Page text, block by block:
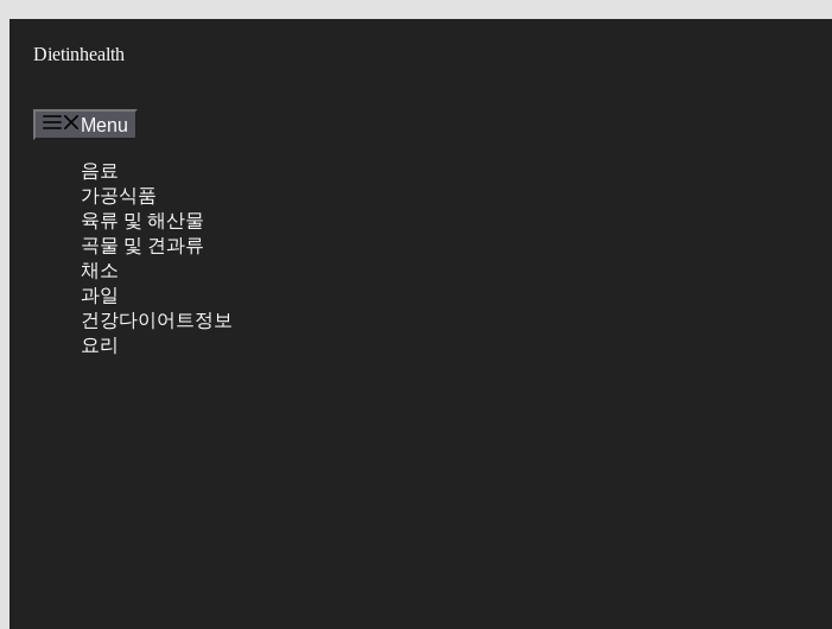
Dietinhealth
Menu
음료
가공식품
육류 및 해산물
곡물 및 견과류
채소
과일
건강다이어트정보
요리